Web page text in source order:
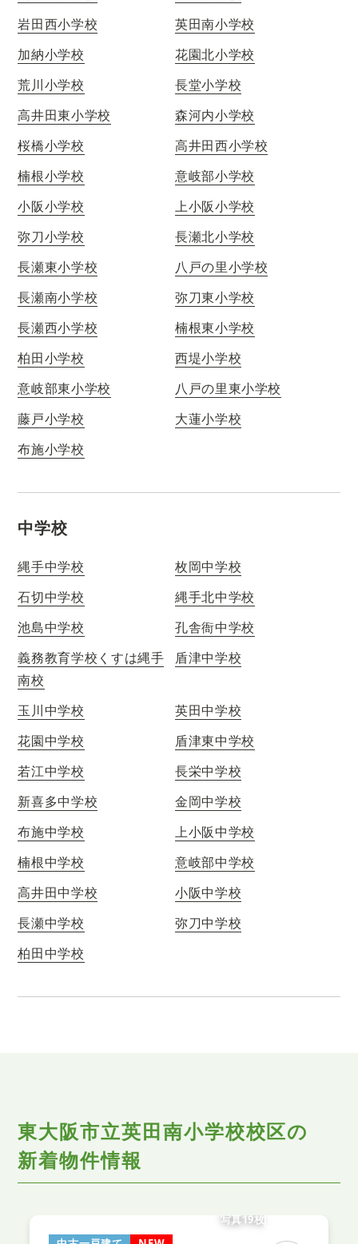
岩田西小学校
英田南小学校
加納小学校
花園北小学校
荒川小学校
長堂小学校
高井田東小学校
森河内小学校
桜橋小学校
高井田西小学校
楠根小学校
意岐部小学校
小阪小学校
上小阪小学校
弥刀小学校
長瀬北小学校
長瀬東小学校
八戸の里小学校
長瀬南小学校
弥刀東小学校
長瀬西小学校
楠根東小学校
柏田小学校
西堤小学校
意岐部東小学校
八戸の里東小学校
藤戸小学校
大蓮小学校
布施小学校
中学校
縄手中学校
枚岡中学校
石切中学校
縄手北中学校
池島中学校
孔舎衙中学校
義務教育学校くすは縄手
南校
盾津中学校
玉川中学校
英田中学校
花園中学校
盾津東中学校
若江中学校
長栄中学校
新喜多中学校
金岡中学校
布施中学校
上小阪中学校
楠根中学校
意岐部中学校
高井田中学校
小阪中学校
長瀬中学校
弥刀中学校
柏田中学校
東大阪市立英田南小学校校区の
新着物件情報
写真19枚